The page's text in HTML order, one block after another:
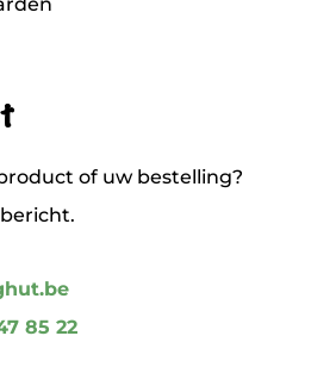
of uw bestelling?
85 22